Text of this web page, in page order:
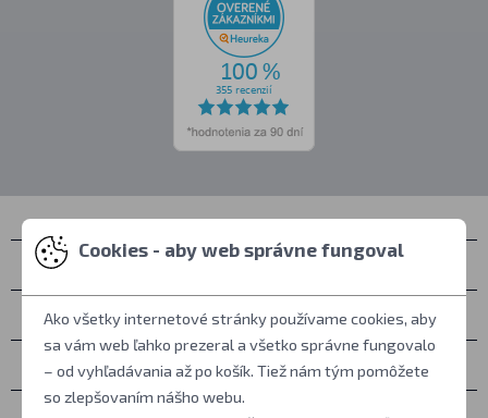
Kontakty
Zastihnete nás
Všetko o nákupe
Cookies - aby web správne fungoval
Ako všetky internetové stránky používame cookies, aby
sa vám web ľahko prezeral a všetko správne fungovalo
– od vyhľadávania až po košík. Tiež nám tým pomôžete
so zlepšovaním nášho webu.